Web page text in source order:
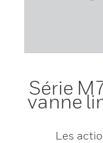
Série
vanne
Les